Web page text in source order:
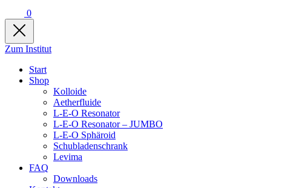
0
Zum Institut
Start
Shop
Kolloide
Aetherfluide
L-E-O Resonator
L-E-O Resonator – JUMBO
L-E-O Sphäroid
Schubladenschrank
Levima
FAQ
Downloads